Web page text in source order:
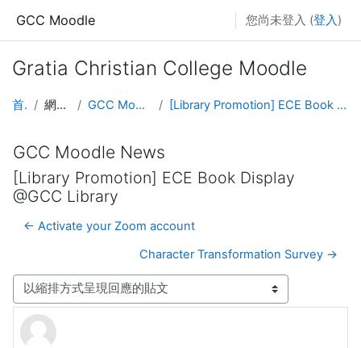
GCC Moodle 您尚未登入 (登入 )
Gratia Christian College Moodle
首頁 網站頁面 GCC Moodle News [Library Promotion] ECE Book Display @GCC Library
GCC Moodle News
[Library Promotion] ECE Book Display
@GCC Library
← Activate your Zoom account
Character Transformation Survey →
顯示模式